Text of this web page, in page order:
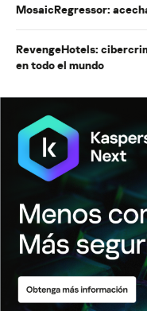
MosaicRegressor:
RevengeHotels:
en todo el mundo